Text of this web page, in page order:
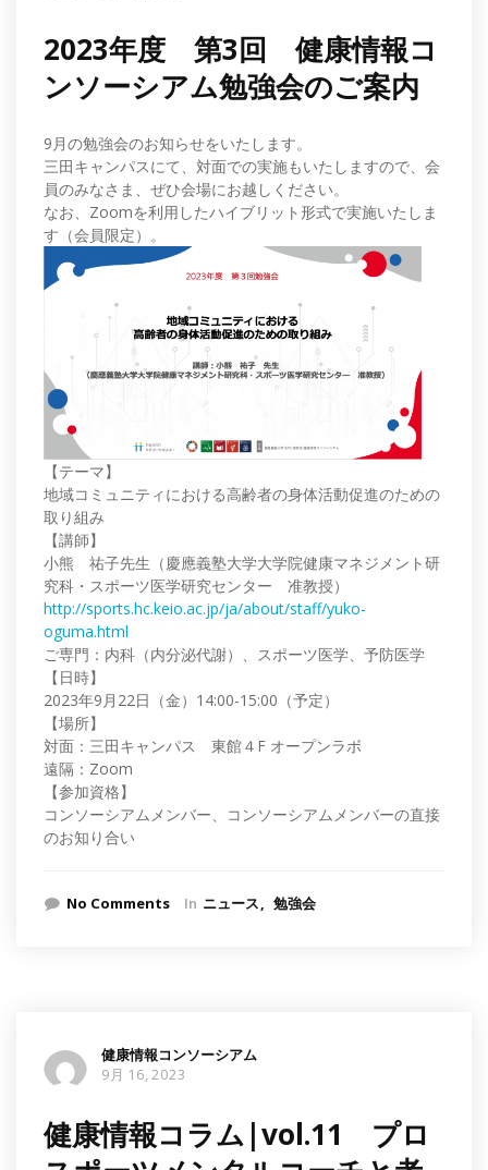
2023年度 第3回 健康情報コ
ンソーシアム勉強会のご案内
9月の勉強会のお知らせをいたします。
三田キャンパスにて、対面での実施もいたしますので、会
員のみなさま、ぜひ会場にお越しください。
なお、Zoomを利用したハイブリット形式で実施いたしま
す（会員限定）。
【テーマ】
地域コミュニティにおける高齢者の身体活動促進のための
取り組み
【講師】
小熊 祐子先生（慶應義塾大学大学院健康マネジメント研
究科・スポーツ医学研究センター 准教授）
http://sports.hc.keio.ac.jp/ja/about/staff/yuko-
oguma.html
ご専門：内科（内分泌代謝）、スポーツ医学、予防医学
【日時】
2023年9月22日（金）14:00-15:00（予定）
【場所】
対面：三田キャンパス 東館４F オープンラボ
遠隔：Zoom
【参加資格】
コンソーシアムメンバー、コンソーシアムメンバーの直接
のお知り合い
No Comments In ニュース 勉強会
健康情報コンソーシアム
9月 16, 2023
健康情報コラム|vol.11 プロ